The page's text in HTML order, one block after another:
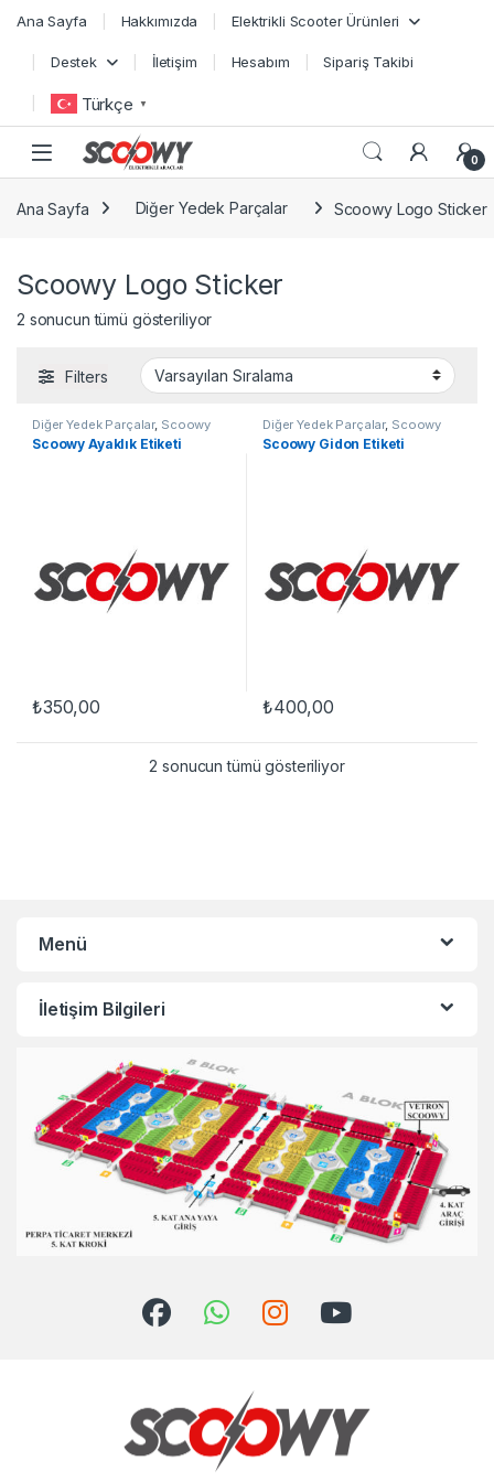
Skip to navigation
Skip to content
Ana Sayfa Hakkımızda Elektrikli Scooter Ürünleri
Destek İletişim Hesabım Sipariş Takibi
Türkçe ▼
0
Ana Sayfa Diğer Yedek Parçalar Scoowy Logo Sticker
Scoowy Logo Sticker
2 sonucun tümü gösteriliyor
Filters
Diğer Yedek Parçalar, Scoowy
Logo Sticker Yedek Parçalar
Scoowy Ayaklık Etiketi
₺350,00
Diğer Yedek Parçalar, Scoowy
Logo Sticker , Yedek Parçalar
Scoowy Gidon Etiketi
₺400,00
2 sonucun tümü gösteriliyor
Menü
İletişim Bilgileri